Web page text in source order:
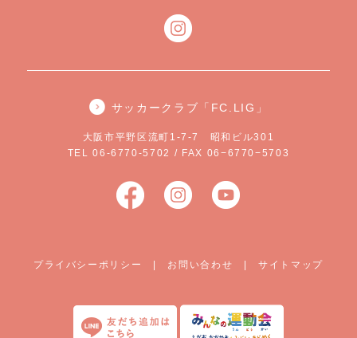
サッカークラブ「FC.LIG」
大阪市平野区流町1-7-7 昭和ビル301
TEL 06-6770-5702 / FAX 06−6770−5703
プライバシーポリシー お問い合わせ |サイトマップ